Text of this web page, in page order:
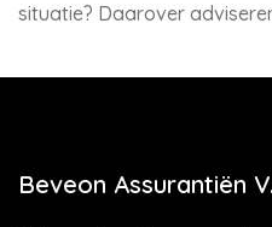
situatie? Daarover
Beveon Assurantiën